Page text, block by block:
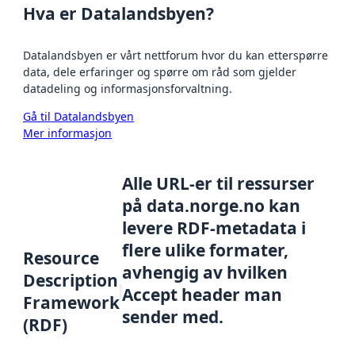
Hva er Datalandsbyen?
Datalandsbyen er vårt nettforum hvor du kan etterspørre
data, dele erfaringer og spørre om råd som gjelder
datadeling og informasjonsforvaltning.
Gå til Datalandsbyen
Mer informasjon
Resource
Description
Framework
(RDF)
Alle URL-er til ressurser
på data.norge.no kan
levere RDF-metadata i
flere ulike formater,
avhengig av hvilken
Accept header man
sender med.